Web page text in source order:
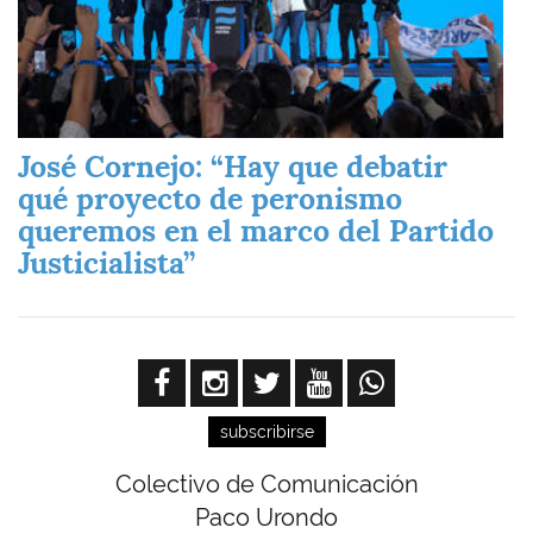
José Cornejo: “Hay que debatir
qué proyecto de peronismo
queremos en el marco del Partido
Justicialista”
subscribirse
Colectivo de Comunicación
Paco Urondo